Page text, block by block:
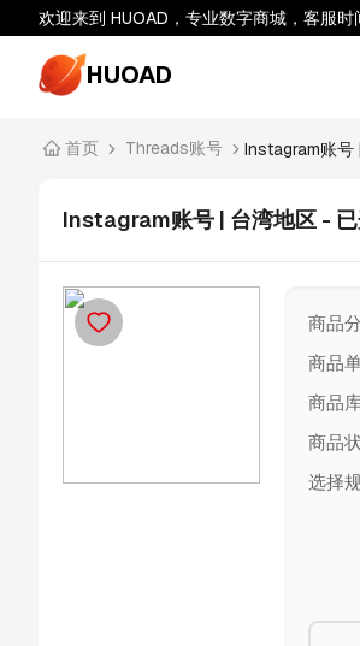
欢迎来到 HUOAD，专业数字商城，客服
HUOAD
首页 Threads账号 Instagram账号
Instagram账号 | 台湾地区 -
商品
商品
商品
商品
选择